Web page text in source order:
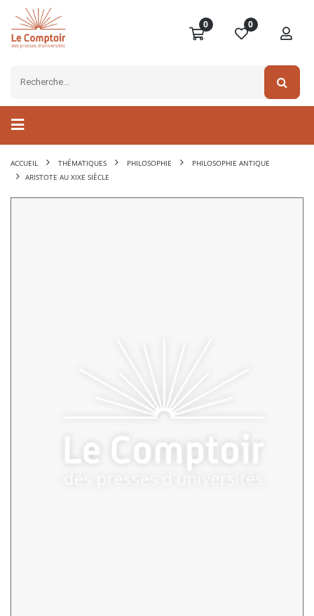
0 0
ACCUEIL THÉMATIQUES PHILOSOPHIE
PHILOSOPHIE ANTIQUE
ARISTOTE AU XIXE SIÈCLE